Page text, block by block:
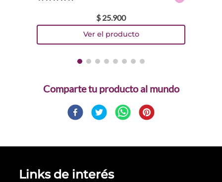
$ 25.900
Comparte
Links de interés